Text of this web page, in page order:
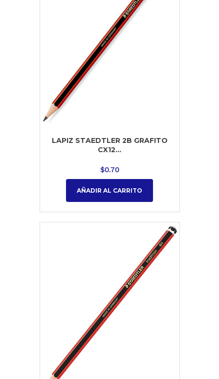
LAPIZ STAEDTLER 2B GRAFITO
CX12...
$0.70
AÑADIR AL CARRITO